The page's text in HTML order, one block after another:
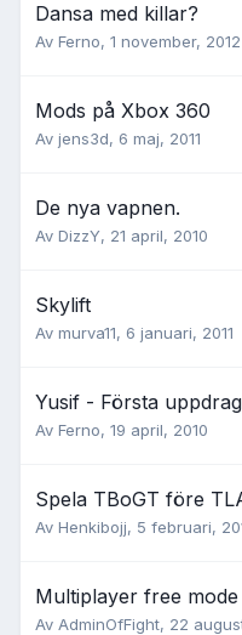
Dansa med killar?
Av Ferno, 1 november, 2012
Mods på Xbox 360
Av jens3d, 6 maj, 2011
De nya vapnen.
Av DizzY, 21 april, 2010
Skylift
Av murva11, 6 januari, 2011
Yusif - Första
Av Ferno, 19 april, 2010
Spela TBoGT före
Av Henkibojj, 5 februari,
Multiplayer free mode
Av AdminOfFight, 22